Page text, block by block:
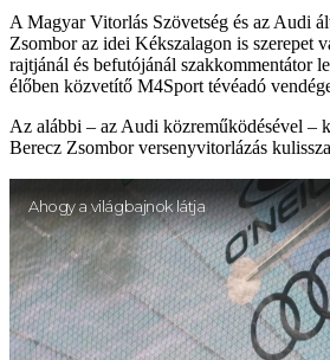
A Magyar Vitorlás Szövetség és az Audi
Zsombor az idei Kékszalagon is szerepet
rajtjánál és befutójánál szakkommentátor
élőben közvetítő M4Sport tévéadó
Az alábbi – az Audi közreműködésével –
Berecz Zsombor versenyvitorlázás